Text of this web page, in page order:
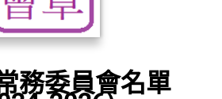
務委員會名單